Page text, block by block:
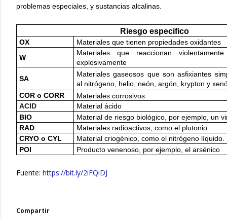
problemas especiales, y sustancias alcalinas.
Riesgo especifico
OX
Materiales que tienen propiedades oxidantes
W
Materiales que reaccionan
explosivamente
SA
Materiales gaseosos que son asfixiantes
al nitrógeno, helio, neón, argón, krypton y
COR o CORR
Materiales corrosivos
ACID
Material ácido
BIO
Material de riesgo biológico, por ejemplo, un
RAD
Materiales radioactivos, como el plutonio.
CRYO o CYL
Material criogénico, como el nitrógeno líquido.
POI
Producto venenoso, por ejemplo, el arsénico
Fuente: https://bit.ly/2iFQiDJ
Compartir